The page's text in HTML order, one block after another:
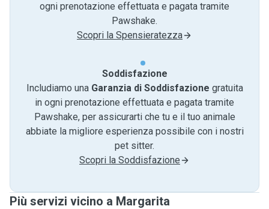
ogni prenotazione effettuata e pagata tramite
Pawshake.
Scopri la Spensieratezza
Soddisfazione
Includiamo una Garanzia di Soddisfazione gratuita
in ogni prenotazione effettuata e pagata tramite
Pawshake, per assicurarti che tu e il tuo animale
abbiate la migliore esperienza possibile con i nostri
pet sitter.
Scopri la Soddisfazione
Più servizi vicino a Margarita